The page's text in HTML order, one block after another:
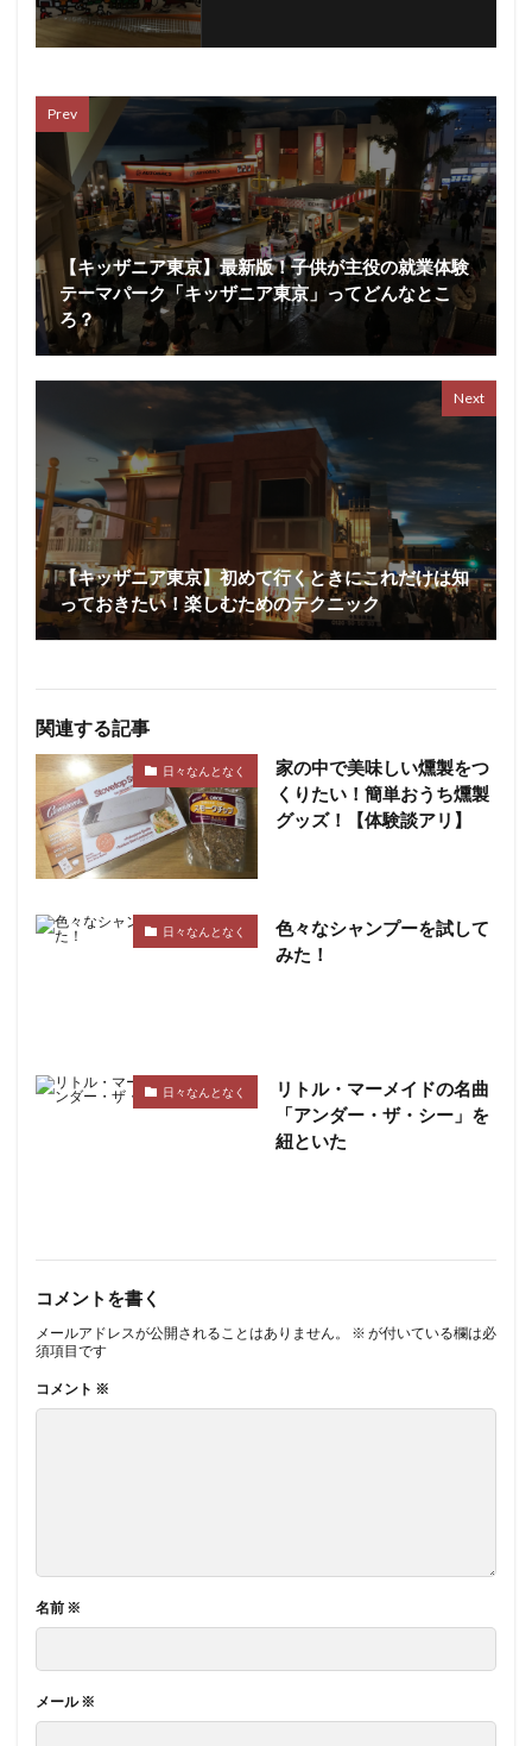
Prev
【キッザニア東京】最新版！子供が主役の就業体験
テーマパーク「キッザニア東京」ってどんなとこ
ろ？
Next
【キッザニア東京】初めて行くときにこれだけは知
っておきたい！楽しむためのテクニック
関連する記事
日々なんとなく
家の中で美味しい燻製をつ
くりたい！簡単おうち燻製
グッズ！【体験談アリ】
日々なんとなく
色々なシャンプーを試して
みた！
日々なんとなく
リトル・マーメイドの名曲
「アンダー・ザ・シー」を
紐といた
コメントを書く
メールアドレスが公開されることはありません。 ※ が付いている欄は必
須項目です
コメント ※
名前 ※
メール※